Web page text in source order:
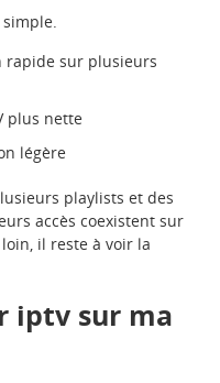
sur plusieurs
plus nette
légère
playlists et des
accès coexistent sur
il reste à voir la
iptv sur ma